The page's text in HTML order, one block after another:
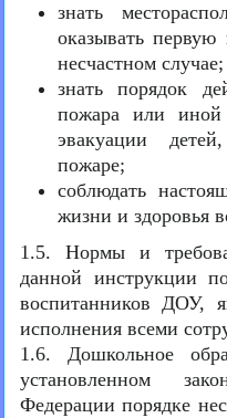
знать
оказывать
несчастном случае;
знать порядок
пожара или иной
эвакуации
пожаре;
соблюдать
жизни и здоровья
1.5. Нормы и
данной инструкции
воспитанников ДОУ,
исполнения всеми
1.6. Дошкольное
установленном
Федерации порядке